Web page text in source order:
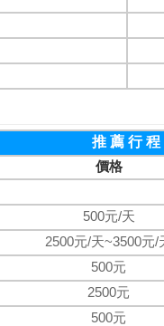
推 薦 行 程
價格
500元/天
2500元/天~3500元/
500元
2500元
500元